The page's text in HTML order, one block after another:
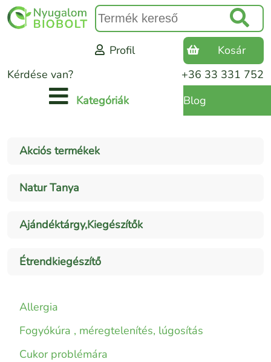
Kérdése van? +36 33 331 752
Profil Kosár
Kategóriák Blog
Akciós termékek
Natur Tanya
Ajándéktárgy,Kiegészítők
Étrendkiegészítő
Allergia
Fogyókúra , méregtelenítés, lúgosítás
Cukor problémára